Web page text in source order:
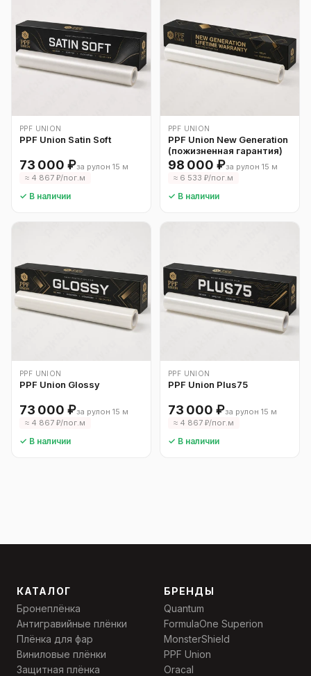
PPF UNION
PPF Union Satin Soft
73 000 ₽за рулон 15 м
≈ 4 867 ₽/пог.м
✓ В наличии
PPF UNION
PPF Union New Generation
(пожизненная гарантия)
98 000 ₽за рулон 15 м
≈ 6 533 ₽/пог.м
✓ В наличии
PPF UNION
PPF Union Glossy
73 000 ₽за рулон 15 м
≈ 4 867 ₽/пог.м
✓ В наличии
PPF UNION
PPF Union Plus75
73 000 ₽за рулон 15 м
≈ 4 867 ₽/пог.м
✓ В наличии
КАТАЛОГ
Бронеплёнка
Антигравийные плёнки
Плёнка для фар
Виниловые плёнки
Защитная плёнка
БРЕНДЫ
Quantum
FormulaOne Superion
MonsterShield
PPF Union
Oracal